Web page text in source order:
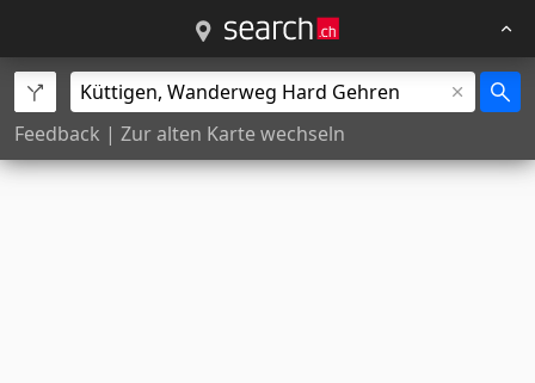
Feedback | Zur alten Karte wechseln